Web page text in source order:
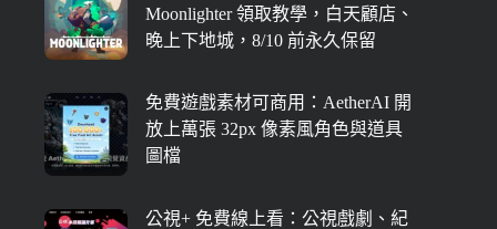
Moonlighter 領取教學，白天顧店、
晚上下地城，8/10 前永久保留
免費遊戲素材可商用：AetherAI 開
放上萬張 32px 像素風角色與道具
圖檔
公視+ 免費線上看：公視戲劇、紀